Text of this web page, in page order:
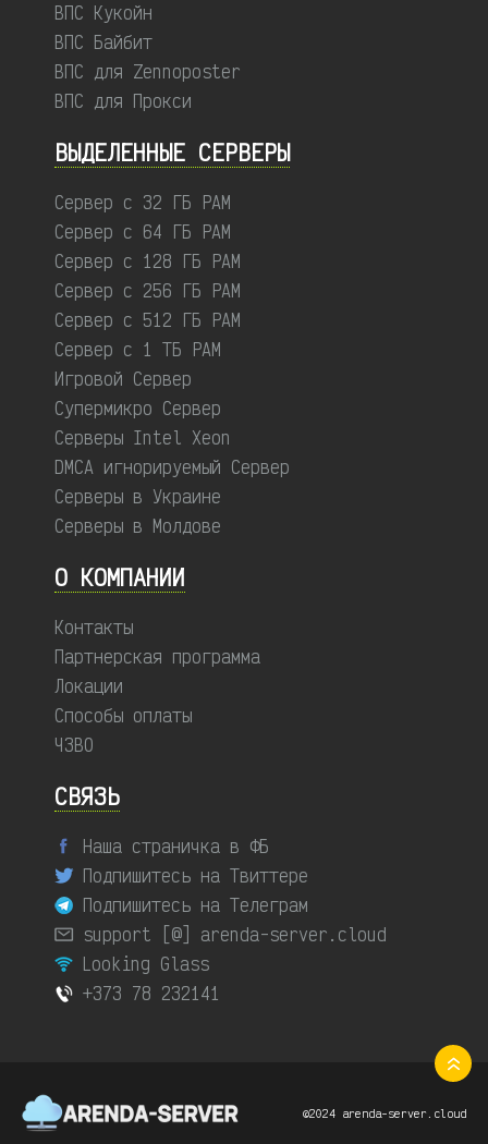
ВПС Кукойн
ВПС Байбит
ВПС для Zennoposter
ВПС для Прокси
ВЫДЕЛЕННЫЕ CЕРВЕРЫ
Сервер с 32 ГБ РАМ
Сервер с 64 ГБ РАМ
Сервер с 128 ГБ РАМ
Сервер с 256 ГБ РАМ
Сервер с 512 ГБ РАМ
Сервер с 1 ТБ РАМ
Игровой Сервер
Супермикро Сервер
Серверы Intel Xeon
DMCA игнорируемый Сервер
Серверы в Украине
Серверы в Молдове
О КОМПАНИИ
Контакты
Партнерская программа
Локации
Способы оплаты
ЧЗВО
СВЯЗЬ
Наша страничка в ФБ
Подпишитесь на Твиттере
Подпишитесь на Телеграм
support [@] arenda-server.cloud
Looking Glass
+373 78 232141
©2024 arenda-server.cloud